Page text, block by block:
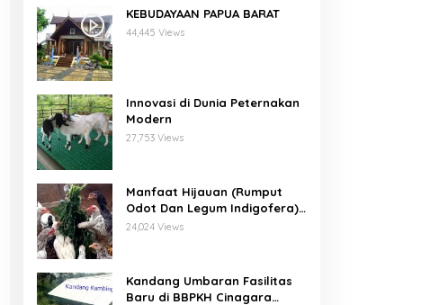
KEBUDAYAAN PAPUA BARAT
44,445 Views
Innovasi di Dunia Peternakan
Modern
27,753 Views
Manfaat Hijauan (Rumput
Odot Dan Legum Indigofera)
Untuk Ayam Buras Kub Dan
24,024 Views
Kandang Umbaran Fasilitas
Baru di BBPKH Cinagara